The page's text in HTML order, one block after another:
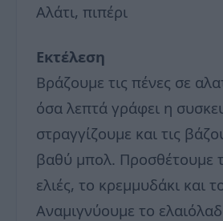
Αλάτι, πιπέρι
Εκτέλεση
Βράζουμε τις πένες σε
όσα λεπτά γράφει η
στραγγίζουμε και τις
βαθύ μπολ. Προσθέτουμε
ελιές, το κρεμμυδάκι και
Αναμιγνύουμε το